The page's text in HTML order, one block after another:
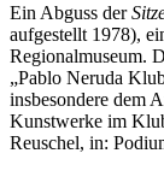
Ein Abguss der
aufgestellt 1978),
Regionalmuseum.
„Pablo Neruda
insbesondere dem
Kunstwerke im
Reuschel, in: